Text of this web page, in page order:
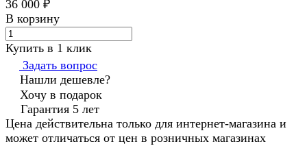
36 000 ₽
В корзину
Купить в 1 клик
Задать вопрос
Нашли дешевле?
Хочу в подарок
Гарантия 5 лет
Цена действительна только для интернет-магазина и
может отличаться от цен в розничных магазинах